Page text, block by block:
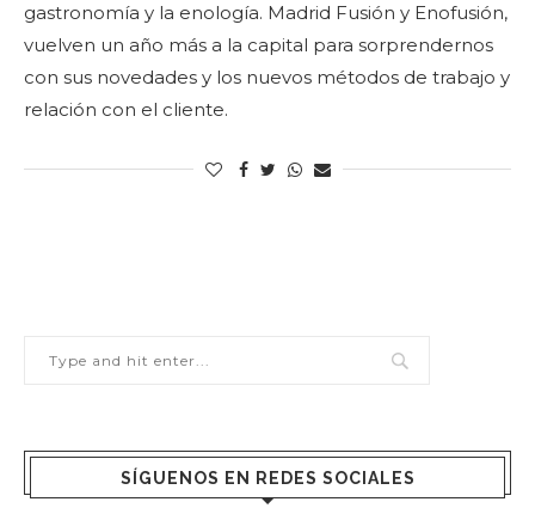
gastronomía y la enología. Madrid Fusión y Enofusión,
vuelven un año más a la capital para sorprendernos
con sus novedades y los nuevos métodos de trabajo y
relación con el cliente.
SÍGUENOS EN REDES SOCIALES